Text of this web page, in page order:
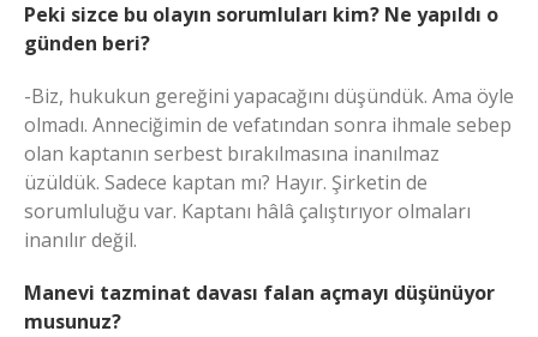
Peki sizce bu olayın sorumluları kim? Ne yapıldı o
günden beri?
-Biz, hukukun gereğini yapacağını düşündük. Ama öyle
olmadı. Anneciğimin de vefatından sonra ihmale sebep
olan kaptanın serbest bırakılmasına inanılmaz
üzüldük. Sadece kaptan mı? Hayır. Şirketin de
sorumluluğu var. Kaptanı hâlâ çalıştırıyor olmaları
inanılır değil.
Manevi tazminat davası falan açmayı düşünüyor
musunuz?